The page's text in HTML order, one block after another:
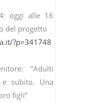
oggi alle 16
del progetto
?p=341748
“Adulti
subito. Una
figli”